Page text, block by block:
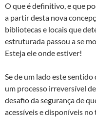
O que é definitivo, e que
a partir desta nova
bibliotecas e locais que
estruturada passou a se
Esteja ele onde estiver!
Se de um lado este
um processo irreversível
desafio da segurança de
acessíveis e disponíveis